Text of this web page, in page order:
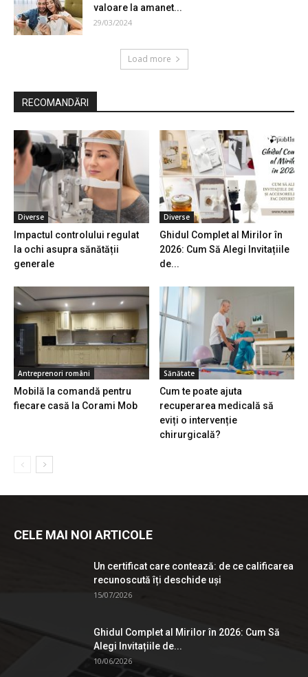
valoare la amanet...
29/03/2024
Load more
RECOMANDĂRI
Diverse
Impactul controlului regulat
la ochi asupra sănătății
generale
Diverse
Ghidul Complet al Mirilor în
2026: Cum Să Alegi Invitațiile
de...
Antreprenori români
Mobilă la comandă pentru
fiecare casă la Corami Mob
Sănătate
Cum te poate ajuta
recuperarea medicală să
eviți o intervenție
chirurgicală?
CELE MAI NOI ARTICOLE
Un certificat care contează: de ce calificarea
recunoscută îți deschide uși
15/07/2026
Ghidul Complet al Mirilor în 2026: Cum Să
Alegi Invitațiile de...
10/06/2026